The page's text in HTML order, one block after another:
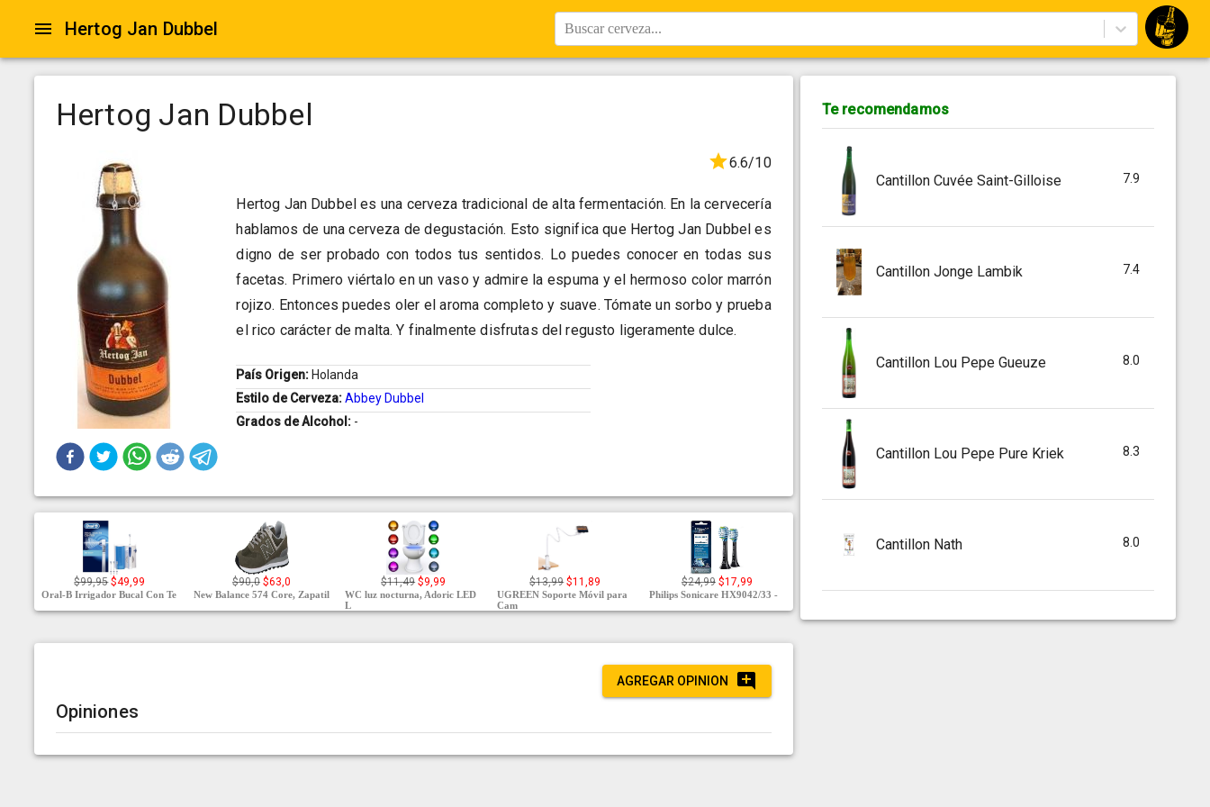
Hertog Jan Dubbel Buscar cerveza...
Hertog Jan Dubbel
6.6/10
Hertog Jan Dubbel es una cerveza tradicional de alta fermentación. En la cervecería
hablamos de una cerveza de degustación. Esto significa que Hertog Jan Dubbel es
digno de ser probado con todos tus sentidos. Lo puedes conocer en todas sus
facetas. Primero viértalo en un vaso y admire la espuma y el hermoso color marrón
rojizo. Entonces puedes oler el aroma completo y suave. Tómate un sorbo y prueba
el rico carácter de malta. Y finalmente disfrutas del regusto ligeramente dulce.
País Origen: Holanda
Estilo de Cerveza:Abbey Dubbel
Grados de Alcohol: -
$99,95 $49,99
Oral-B Irrigador Bucal Con Te
$90,0 $63,0
New Balance 574 Core, Zapatil
$11,49 $9,99
WC luz nocturna, Adoric LED
L
$13,99 $11,89
UGREEN Soporte Móvil para
Cam
$24,99 $17,99
Philips Sonicare HX9042/33 -
AGREGAR OPINION
Opiniones
Te recomendamos
Cantillon Cuvée Saint-Gilloise 7.9
Cantillon Jonge Lambik 7.4
Cantillon Lou Pepe Gueuze 8.0
Cantillon Lou Pepe Pure Kriek 8.3
Cantillon Nath 8.0